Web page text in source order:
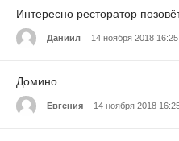
Интересно ресторатор
Даниил 14 ноября 2018 16:25
Домино
Евгения 14 ноября 2018